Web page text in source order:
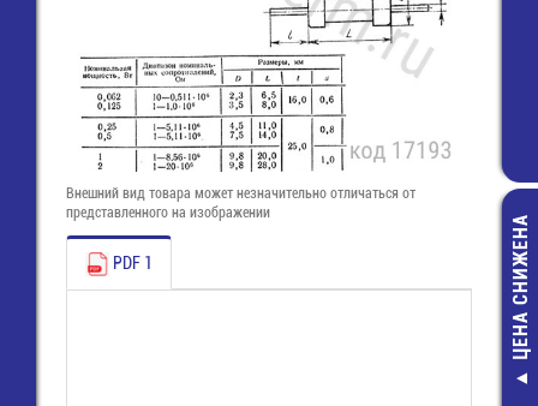
ЦЕНА СНИЖЕНА
Внешний вид товара может незначительно отличаться от
представленного на изображении
PDF 1